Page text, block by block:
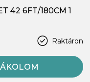
42 6FT/180CM 1
Raktáron